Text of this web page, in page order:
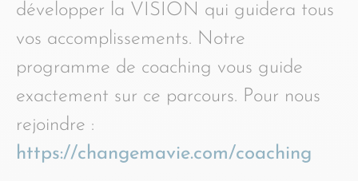
développer la VISION qui guidera tous
vos accomplissements. Notre
programme de coaching vous guide
exactement sur ce parcours. Pour nous
rejoindre :
https://changemavie.com/coaching